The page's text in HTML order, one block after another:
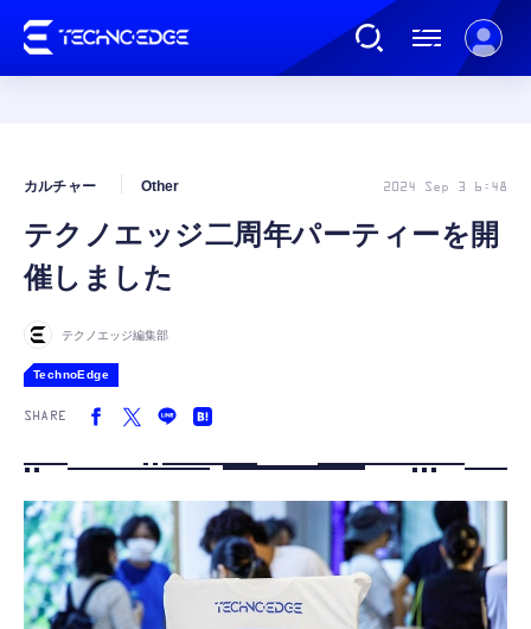
AI
公式ストア
FOLLOW US
テクノエッジ二周年パーティーを開
催しました
カルチャー Other 2024 Sep 3 6:48
テクノエッジ編集部
TechnoEdge
SHARE